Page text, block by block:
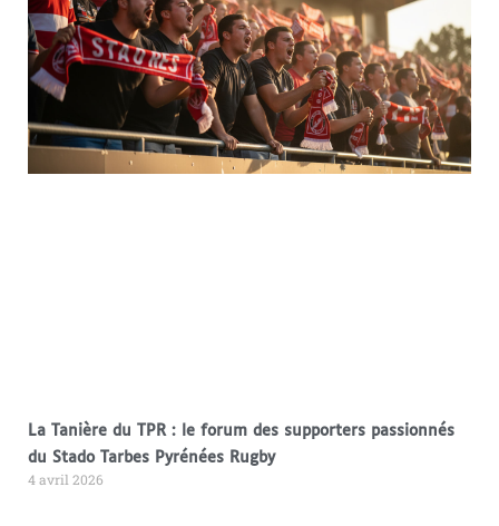
La Tanière du TPR : le forum des supporters passionnés
du Stado Tarbes Pyrénées Rugby
4 avril 2026